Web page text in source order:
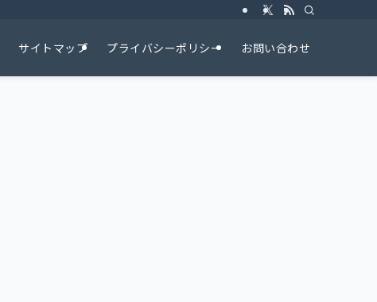
サイトマップ プライバシーポリシー お問い合わせ